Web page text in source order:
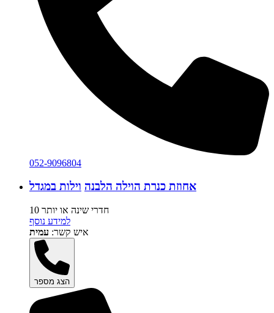
052-9096804
אחוזת כנרת הוילה הלבנה וילות במגדל
10 חדרי שינה או יותר
למידע נוסף
איש קשר: עמית
הצג מספר